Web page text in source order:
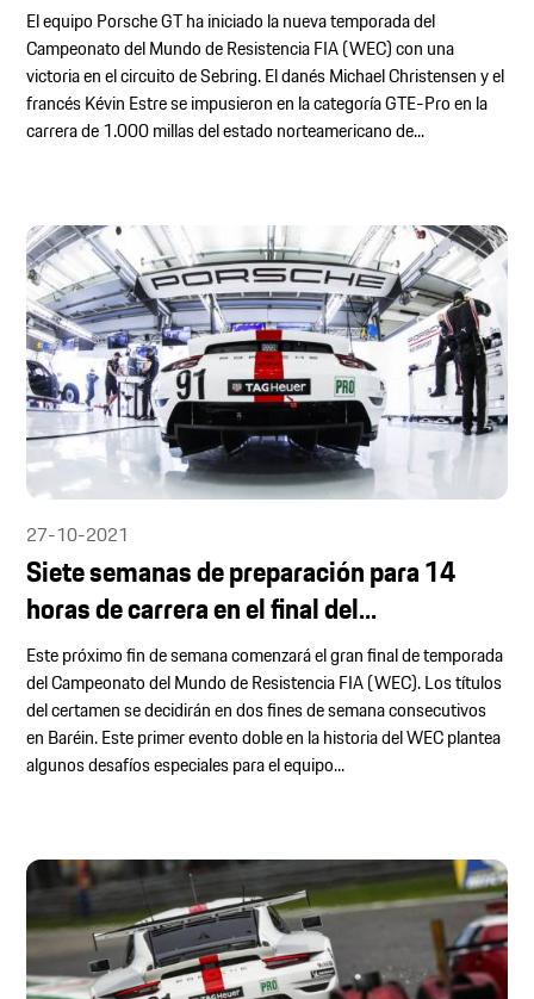
El equipo Porsche GT ha iniciado la nueva temporada del
Campeonato del Mundo de Resistencia FIA (WEC) con una
victoria en el circuito de Sebring. El danés Michael Christensen y el
francés Kévin Estre se impusieron en la categoría GTE-Pro en la
carrera de 1.000 millas del estado norteamericano de...
27-10-2021
Siete semanas de preparación para 14
horas de carrera en el final del...
Este próximo fin de semana comenzará el gran final de temporada
del Campeonato del Mundo de Resistencia FIA (WEC). Los títulos
del certamen se decidirán en dos fines de semana consecutivos
en Baréin. Este primer evento doble en la historia del WEC plantea
algunos desafíos especiales para el equipo...